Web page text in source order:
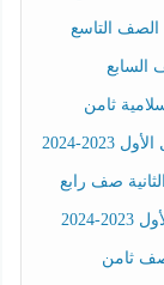
السابع
2024
صف رابع
ثامن